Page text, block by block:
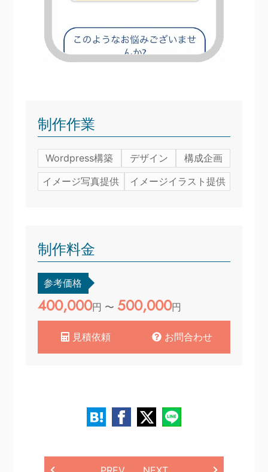
制作作業
Wordpress構築 デザイン
構成企画
イメージ写真提供
イメージイラスト提供
制作料金
参考価格
400,000円 〜 500,000円
見積依頼 お問合わせ